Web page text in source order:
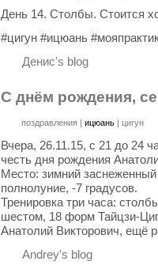
День 14. Столбы. Стоится
#цигун #ицюань
Денис's blog
С днём рождения,
поздравления |ицюань |цигун
Вчера, 26.11.15, с 21 до 24
честь дня рождения
Место: зимний
полнолуние, -7 градусов.
Тренировка три часа:
шестом, 18 форм Тайцзи-
Анатолий Викторович, ещё
Andrey's blog